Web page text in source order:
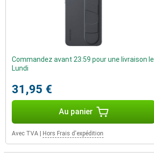
Commandez avant 23:59 pour une livraison le
Lundi
31,95 €
Au panier
Avec TVA Hors Frais d'expédition